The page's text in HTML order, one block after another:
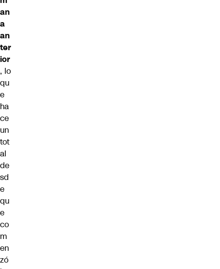
an
a
an
ter
ior
, lo
qu
e
ha
ce
un
tot
al
de
sd
e
qu
e
co
m
en
zó